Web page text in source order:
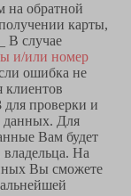
на обратной
карты,
В случае
и/или номер
ошибка не
клиентов
для проверки и
данных. Для
Вам будет
На
Вы сможете